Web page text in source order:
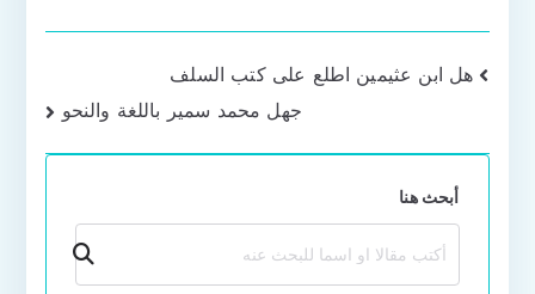
تصفّح
هل ابن عثيمين اطلع على كتب السلف
جهل محمد سمير باللغة والنحو
أبحث هنا
بحث